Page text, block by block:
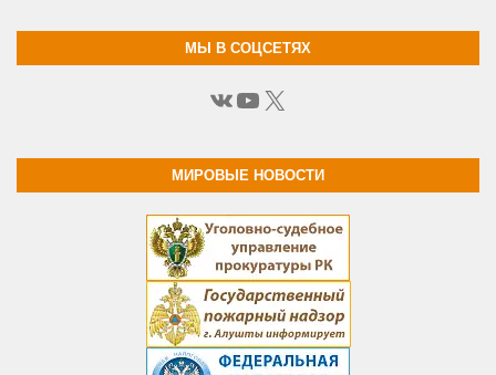
МЫ В СОЦСЕТЯХ
ВКонтакте
YouTube
X
МИРОВЫЕ НОВОСТИ